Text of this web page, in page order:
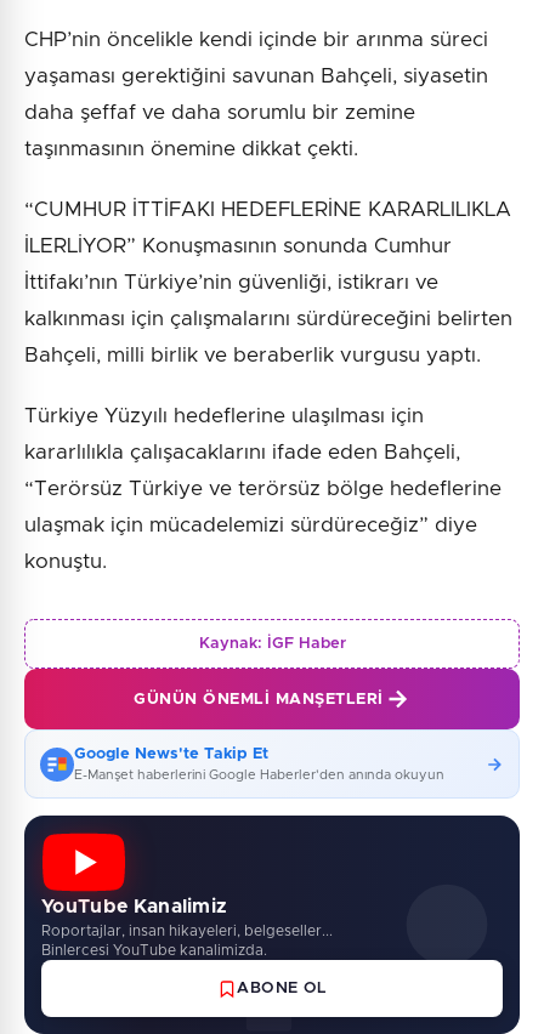
CHP’nin öncelikle kendi içinde bir arınma süreci
yaşaması gerektiğini savunan Bahçeli, siyasetin
daha şeffaf ve daha sorumlu bir zemine
taşınmasının önemine dikkat çekti.
“CUMHUR İTTİFAKI HEDEFLERİNE KARARLILIKLA
İLERLİYOR” Konuşmasının sonunda Cumhur
İttifakı’nın Türkiye’nin güvenliği, istikrarı ve
kalkınması için çalışmalarını sürdüreceğini belirten
Bahçeli, milli birlik ve beraberlik vurgusu yaptı.
Türkiye Yüzyılı hedeflerine ulaşılması için
kararlılıkla çalışacaklarını ifade eden Bahçeli,
“Terörsüz Türkiye ve terörsüz bölge hedeflerine
ulaşmak için mücadelemizi sürdüreceğiz” diye
konuştu.
Kaynak: İGF Haber
GÜNÜN ÖNEMLI MANŞETLERI
Google News'te Takip Et
E-Manşet haberlerini Google Haberler'den anında okuyun
YouTube Kanalimiz
Roportajlar, insan hikayeleri, belgeseller...
Binlercesi YouTube kanalimizda.
ABONE OL